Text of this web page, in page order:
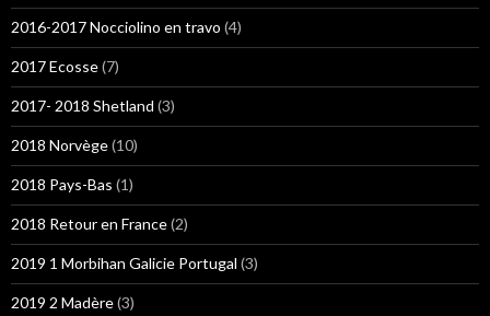
2016-2017 Nocciolino en travo (4)
2017 Ecosse(7)
2017- 2018 Shetland (3)
2018 Norvège(10)
2018 Pays-Bas (1)
2018 Retour en France(2)
2019 1 Morbihan Galicie Portugal (3)
2019 2 Madère(3)